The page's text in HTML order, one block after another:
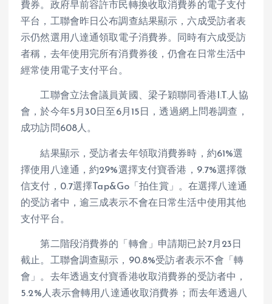
費券。政府早前容許市民轉換收取消費券的電子支付
平台，工聯會昨日公布調查結果顯示，六成受訪者表
示仍然選用八達通領取電子消費券。同時有六成受訪
者稱，去年使用完所有消費券後，仍會在日常生活中
經常使用電子支付平台。
工聯會立法會議員黃國、梁子穎聯同香港I.T.人協
會，於今年5月30日至6月15日，透過網上問卷調查，
成功訪問608人。
結果顯示，受訪者去年領取消費券時，約61%選
擇使用八達通，約29%選擇支付寶香港，9.7%選擇微
信支付，0.7選擇Tap&Go「拍住賞」。在選擇八達通
的受訪者中，逾三成表示不會在日常生活中使用其他
支付平台。
第二階段消費券的「轉會」申請期已於7月23日
截止。工聯會調查顯示，90.8%受訪者表示不會「轉
會」。去年透過支付寶香港收取消費券的受訪者中，
5.2%人表示會轉用八達通收取消費券；而去年透過八